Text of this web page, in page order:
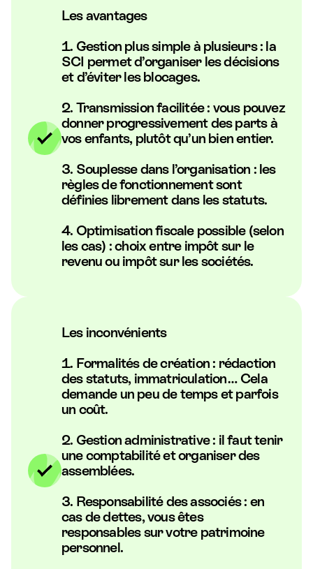
Les avantages
1. Gestion plus simple à plusieurs : la
SCI permet d’organiser les décisions
et d’éviter les blocages.
2. Transmission facilitée : vous pouvez
donner progressivement des parts à
vos enfants, plutôt qu’un bien entier.
3. Souplesse dans l’organisation : les
règles de fonctionnement sont
définies librement dans les statuts.
4. Optimisation fiscale possible (selon
les cas) : choix entre impôt sur le
revenu ou impôt sur les sociétés.
Les inconvénients
1. Formalités de création : rédaction
des statuts, immatriculation… Cela
demande un peu de temps et parfois
un coût.
2. Gestion administrative : il faut tenir
une comptabilité et organiser des
assemblées.
3. Responsabilité des associés : en
cas de dettes, vous êtes
responsables sur votre patrimoine
personnel.